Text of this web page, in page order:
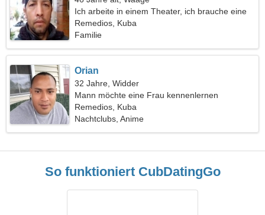
Ich arbeite in einem Theater, ich brauche eine
emotionale Frau
Remedios, Kuba
Familie
Orian
32 Jahre, Widder
Mann möchte eine Frau kennenlernen
Remedios, Kuba
Nachtclubs, Anime
So funktioniert CubDatingGo